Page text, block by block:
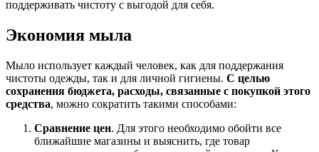
поддерживать чистоту с выгодой для себя.
Экономия мыла
Мыло использует каждый человек, как для поддержания
чистоты одежды, так и для личной гигиены. С целью
сохранения бюджета, расходы, связанные с покупкой этого
средства, можно сократить такими способами:
Сравнение цен. Для этого необходимо обойти все
ближайшие магазины и выяснить, где товар